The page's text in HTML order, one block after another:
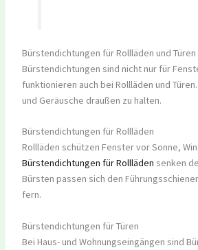
Bürstendichtungen für Rollläden und Türen
Bürstendichtungen sind nicht nur für
funktionieren auch bei Rollläden und
und Geräusche draußen zu halten.
Bürstendichtungen für Rollläden
Rollläden schützen Fenster vor Sonne,
Bürstendichtungen für Rollläden senken
Bürsten passen sich den
fern.
Bürstendichtungen für Türen
Bei Haus- und Wohnungseingängen sind